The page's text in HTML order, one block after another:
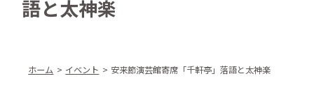
語と太神楽
ホーム イベント 安来節演芸館寄席「千軒亭」落語と太神楽